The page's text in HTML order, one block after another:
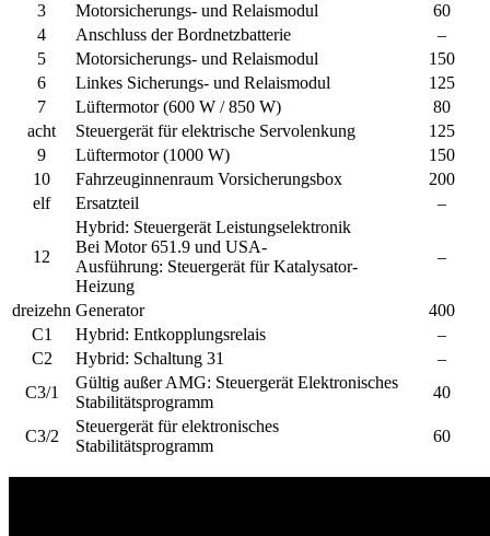
3
Motorsicherungs- und Relaismodul
60
4
Anschluss der Bordnetzbatterie
–
5
Motorsicherungs- und Relaismodul
150
6
Linkes Sicherungs- und Relaismodul
125
7
Lüftermotor (600 W / 850 W)
80
acht
Steuergerät für elektrische Servolenkung
125
9
Lüftermotor (1000 W)
150
10
Fahrzeuginnenraum Vorsicherungsbox
200
elf
Ersatzteil –
12
Hybrid: Steuergerät Leistungselektronik
Bei Motor 651.9 und USA-
Ausführung: Steuergerät für Katalysator-
Heizung
–
dreizehn Generator
400
C1
Hybrid: Entkopplungsrelais
–
C2
Hybrid: Schaltung 31
–
C3/1
Gültig außer AMG: Steuergerät Elektronisches
Stabilitätsprogramm
40
C3/2
Steuergerät für elektronisches
Stabilitätsprogramm
60